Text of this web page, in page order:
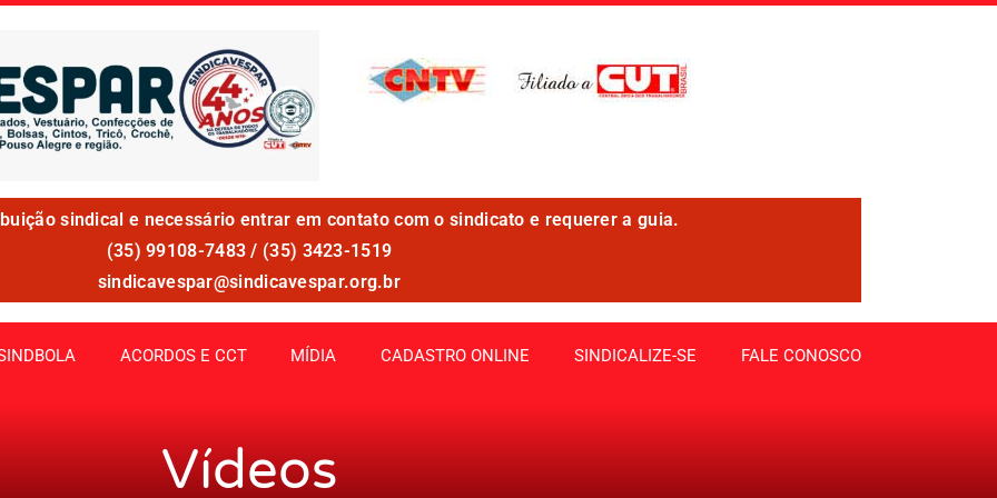
sindical e necessário entrar em contato com o sindicato e requerer a guia.
(35) 99108-7483 / (35) 3423-1519
sindicavespar@sindicavespar.org.br
ACORDOS E CCT MÍDIA CADASTRO ONLINE SINDICALIZE-SE FALE CONOSCO
Vídeos